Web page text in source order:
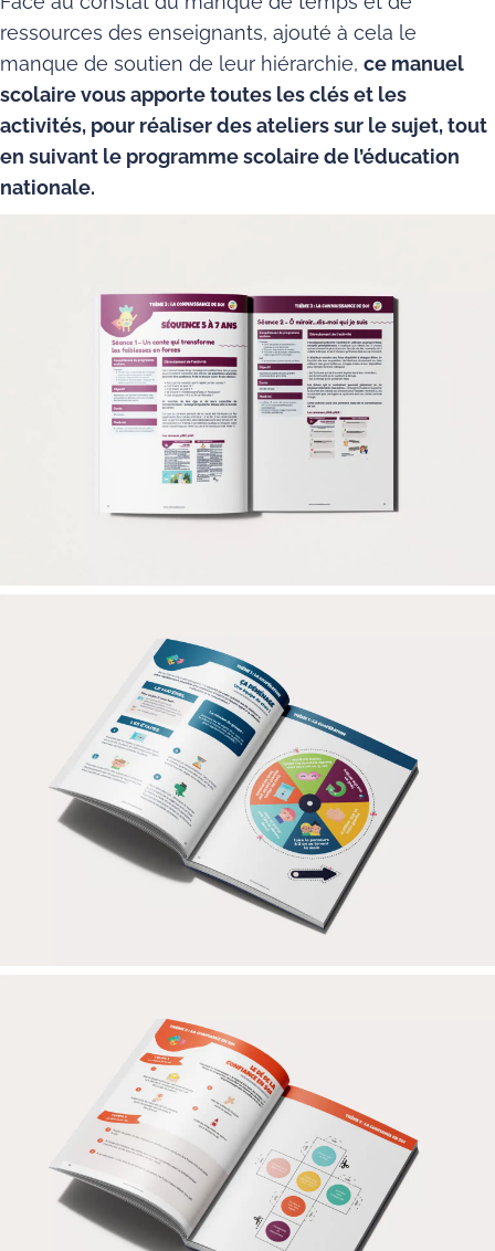
ressources des enseignants, ajouté à cela le
manque de soutien de leur hiérarchie, ce manuel
scolaire vous apporte toutes les clés et les
activités, pour réaliser des ateliers sur le sujet, tout
en suivant le programme scolaire de l’éducation
nationale.